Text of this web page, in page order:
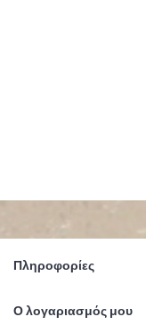
Πληροφορίες
Ο λογαριασμός μου